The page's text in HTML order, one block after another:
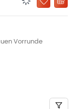
ZU
Vorrunde